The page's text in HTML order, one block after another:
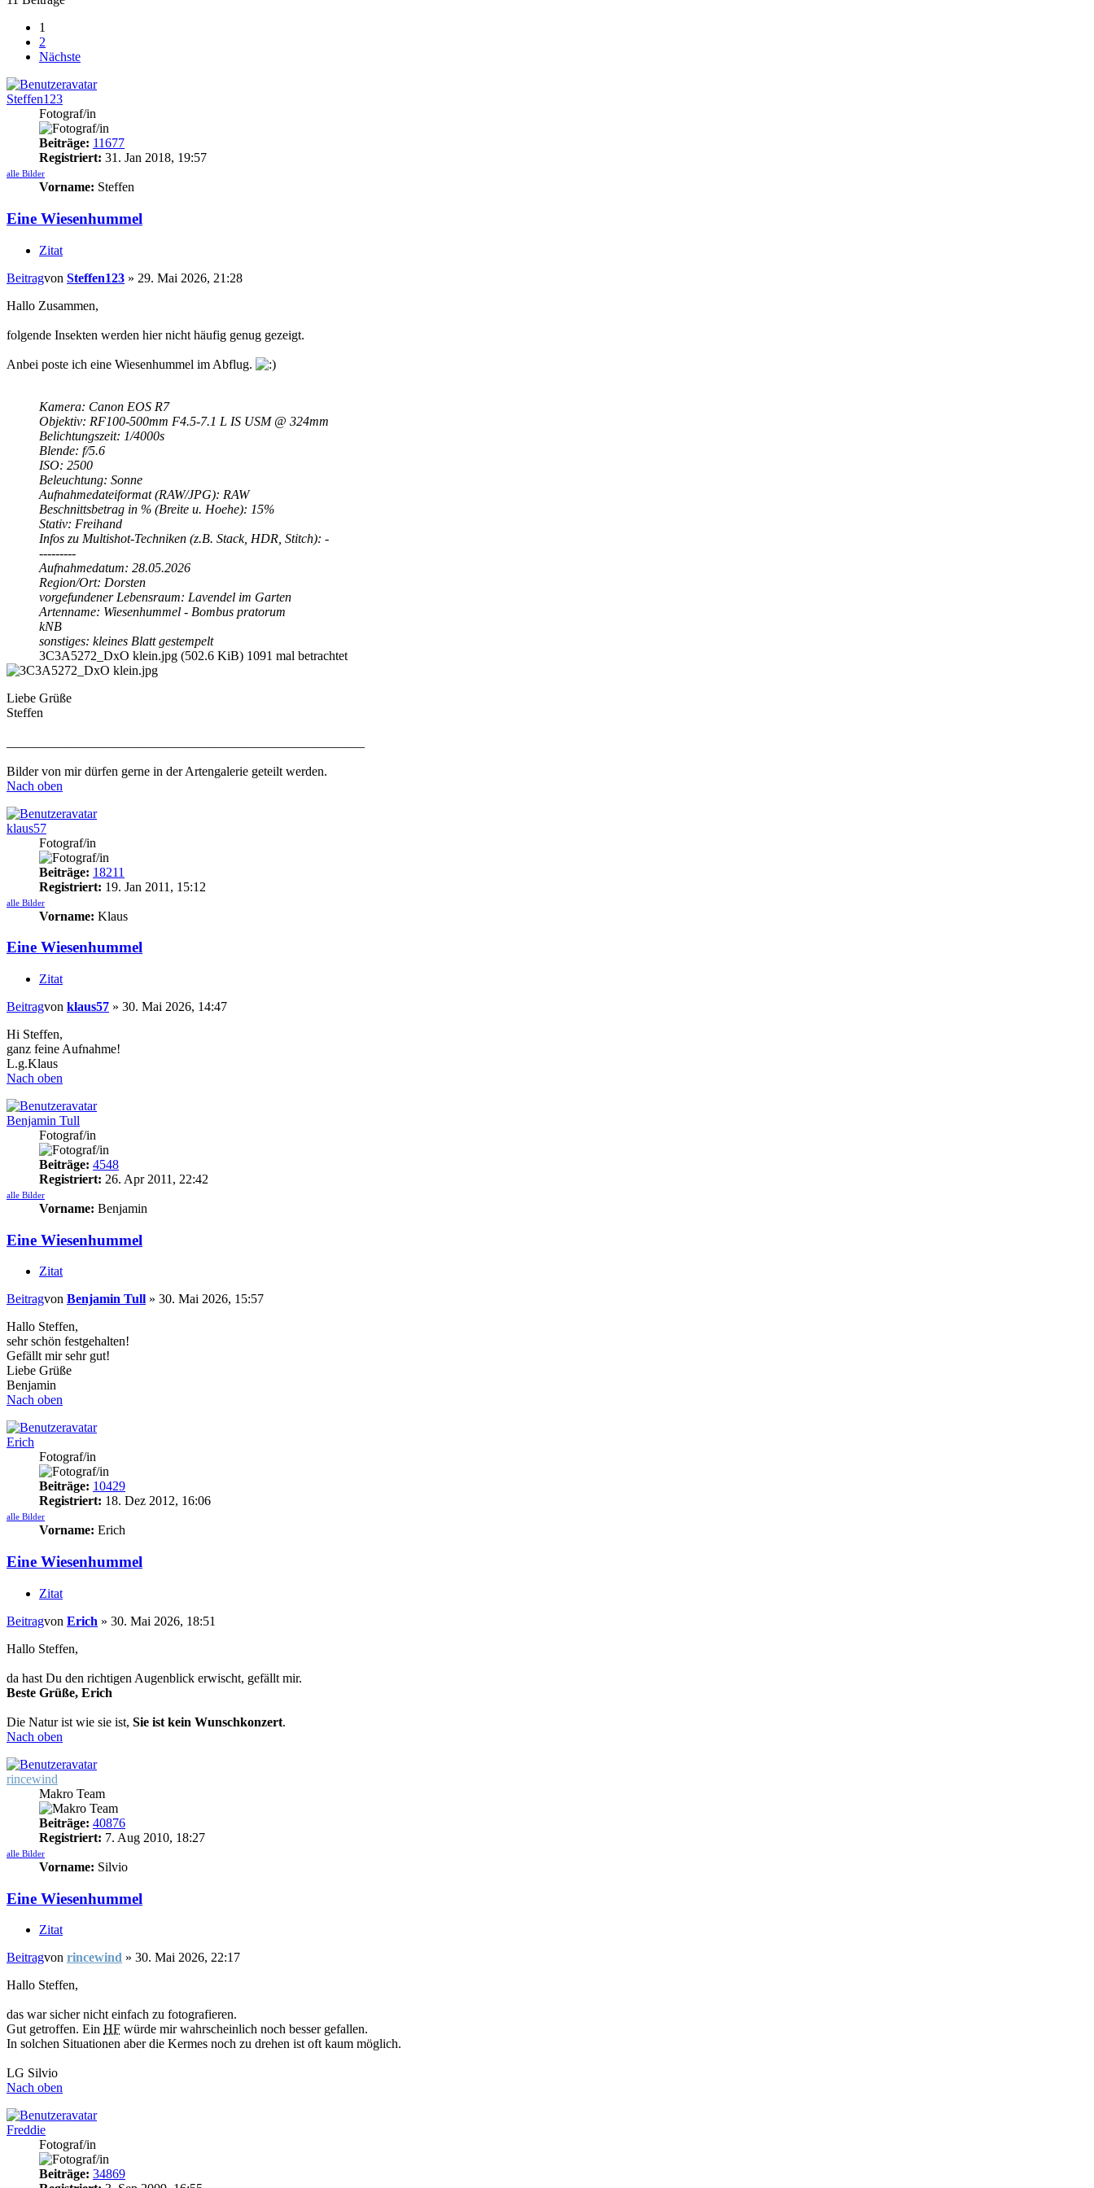
1
2
Nächste
Steffen123
Fotograf/in
Beiträge: 11677
Registriert: 31. Jan 2018, 19:57
alle Bilder
Vorname: Steffen
Eine Wiesenhummel
Zitat
Beitragvon Steffen123 » 29. Mai 2026, 21:28
Hallo Zusammen,
folgende Insekten werden hier nicht häufig genug gezeigt.
Anbei poste ich eine Wiesenhummel im Abflug.
Kamera: Canon EOS R7
Objektiv: RF100-500mm F4.5-7.1 L IS USM @ 324mm
Belichtungszeit: 1/4000s
Blende: f/5.6
ISO: 2500
Beleuchtung: Sonne
Aufnahmedateiformat (RAW/JPG): RAW
Beschnittsbetrag in % (Breite u. Hoehe): 15%
Stativ: Freihand
Infos zu Multishot-Techniken (z.B. Stack, HDR, Stitch): -
---------
Aufnahmedatum: 28.05.2026
Region/Ort: Dorsten
vorgefundener Lebensraum: Lavendel im Garten
Artenname: Wiesenhummel - Bombus pratorum
kNB
sonstiges: kleines Blatt gestempelt
3C3A5272_DxO klein.jpg (502.6 KiB) 1091 mal betrachtet
Liebe Grüße
Steffen
Bilder von mir dürfen gerne in der Artengalerie geteilt werden.
Nach oben
klaus57
Fotograf/in
Beiträge: 18211
Registriert: 19. Jan 2011, 15:12
alle Bilder
Vorname: Klaus
Eine Wiesenhummel
Zitat
Beitragvon klaus57 » 30. Mai 2026, 14:47
Hi Steffen,
ganz feine Aufnahme!
L.g.Klaus
Nach oben
Benjamin Tull
Fotograf/in
Beiträge: 4548
Registriert: 26. Apr 2011, 22:42
alle Bilder
Vorname: Benjamin
Eine Wiesenhummel
Zitat
Beitragvon Benjamin Tull » 30. Mai 2026, 15:57
Hallo Steffen,
sehr schön festgehalten!
Gefällt mir sehr gut!
Liebe Grüße
Benjamin
Nach oben
Erich
Fotograf/in
Beiträge: 10429
Registriert: 18. Dez 2012, 16:06
alle Bilder
Vorname: Erich
Eine Wiesenhummel
Zitat
Beitragvon Erich » 30. Mai 2026, 18:51
Hallo Steffen,
da hast Du den richtigen Augenblick erwischt, gefällt mir.
Beste Grüße, Erich
Die Natur ist wie sie ist, Sie ist kein Wunschkonzert.
Nach oben
rincewind
Makro Team
Beiträge: 40876
Registriert: 7. Aug 2010, 18:27
alle Bilder
Vorname: Silvio
Eine Wiesenhummel
Zitat
Beitragvon rincewind » 30. Mai 2026, 22:17
Hallo Steffen,
das war sicher nicht einfach zu fotografieren.
Gut getroffen. Ein HF würde mir wahrscheinlich noch besser gefallen.
In solchen Situationen aber die Kermes noch zu drehen ist oft kaum möglich.
LG Silvio
Nach oben
Freddie
Fotograf/in
Beiträge: 34869